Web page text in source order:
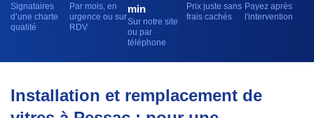
Signataires
d’une charte
qualité
Par mois, en
urgence ou sur
RDV
min
Sur notre site
ou par
téléphone
Prix juste sans
frais cachés
Payez après
l'intervention
Installation et remplacement de